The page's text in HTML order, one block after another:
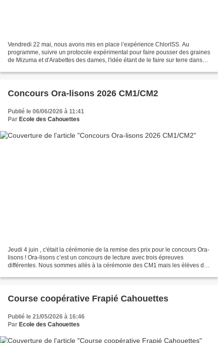
Vendredi 22 mai, nous avons mis en place l’expérience ChlorISS. Au
programme, suivre un protocole expérimental pour faire pousser des graines
de Mizuma et d'Arabettes des dames, l'idée étant de le faire sur terre dans
Concours Ora-lisons 2026 CM1/CM2
Publié le 06/06/2026 à 11:41
Par Ecole des Cahouettes
Jeudi 4 juin , c'était la cérémonie de la remise des prix pour le concours Ora-
lisons ! Ora-lisons c’est un concours de lecture avec trois épreuves
différentes. Nous sommes allés à la cérémonie des CM1 mais les élèves de
Course coopérative Frapié Cahouettes
Publié le 21/05/2026 à 16:46
Par Ecole des Cahouettes